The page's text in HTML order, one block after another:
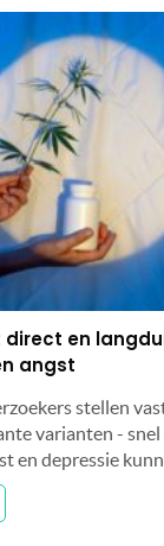
en
angst
stellen
varianten -
en depressie